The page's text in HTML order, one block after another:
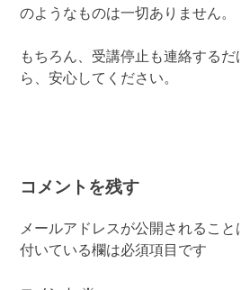
のようなものは一切ありません。
もちろん、受講停止も連絡する
ら、安心してください。
コメントを残す
メールアドレスが公開されること
付いている欄は必須項目です